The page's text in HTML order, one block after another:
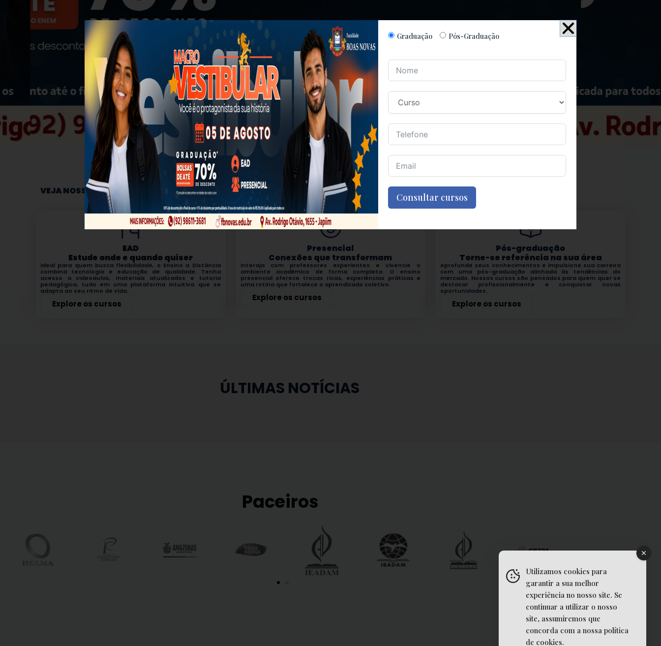
VEJA NOSSAS OPÇÕES
EAD
Estude onde e quando quiser
Ideal para quem busca flexibilidade, o Ensino a Distância
combina tecnologia e educação de qualidade. Tenha
acesso a videoaulas, materiais atualizados e tutoria
pedagógica, tudo em uma plataforma intuitiva que se
adapta ao seu ritmo de vida.
Explore os cursos
Presencial
Conexões que transformam
Interaja com professores experientes e vivencie o
ambiente acadêmico de forma completa. O ensino
presencial oferece trocas ricas, experiências práticas e
uma rotina que fortalece o aprendizado coletivo.
Explore os cursos
Pós-graduação
Torne-se referência na sua área
Aprofunde seus conhecimentos e impulsione sua carreira
com uma pós-graduação alinhada às tendências do
mercado. Nossos cursos são pensados para quem quer se
destacar profissionalmente e conquistar novas
oportunidades.
Explore os cursos
ÚLTIMAS NOTÍCIAS
Paceiros
Utilizamos cookies para
garantir a sua melhor
experiência no nosso site. Se
continuar a utilizar o nosso
site, assumiremos que
concorda com a nossa política
de cookies.
Graduação Pós-Graduação
Consultar cursos